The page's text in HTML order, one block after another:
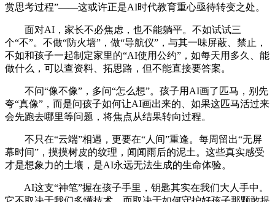
赏思考过程”——这或许正是AI时代教育重心亟待转变之处。
面对AI，家长不必焦虑，也不能躺平。不如试试三
个“不”。不做“防火墙”，做“导航仪”，与其一味屏蔽、禁止，
不如和孩子一起制定家里的“AI使用公约”，如每天用多久、能
做什么，可以查资料、拓思路，但不能直接要答案。
不问“像不像”，多问“怎么想”。孩子用AI画了匹马，别先
夸“真像”，而是问孩子如何让AI画出来的、如果这匹马活过来
会先跑去哪里等问题，将焦点从结果转向过程。
不只在“云端”相遇，更要在“人间”重逢。每周留出“无屏
幕时间”，摸摸树皮的纹理，闻闻雨后的泥土。这些真实感受
才是想象力的土壤，是AI永远无法生成的生命体验。
AI这支“神笔”握在孩子手里，钥匙其实在我们大人手中。